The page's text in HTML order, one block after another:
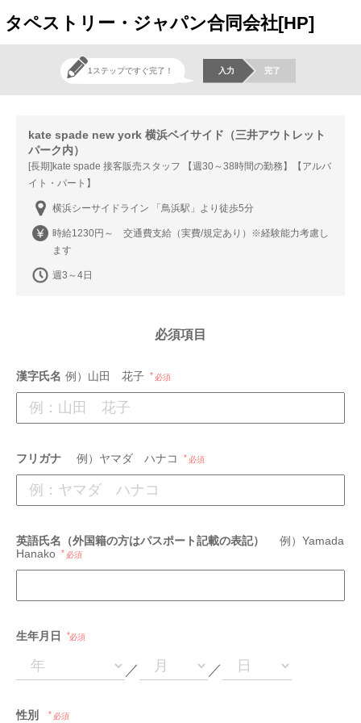
タペストリー・ジャパン合同会社[HP]
1ステップですぐ完了！ 入力 完了
kate spade new york 横浜ベイサイド（三井アウトレット
パーク内）
[長期]kate spade 接客販売スタッフ 【週30～38時間の勤務】【アルバ
イト・パート】
横浜シーサイドライン 「鳥浜駅」より徒歩5分
時給1230円～ 交通費支給（実費/規定あり）※経験能力考慮し
ます
週3～4日
必須項目
漢字氏名 例）山田 花子 必須
フリガナ 例）ヤマダ ハナコ 必須
英語氏名（外国籍の方はパスポート記載の表記）
例）Yamada
Hanako
必須
生年月日 必須
／ ／
性別 必須